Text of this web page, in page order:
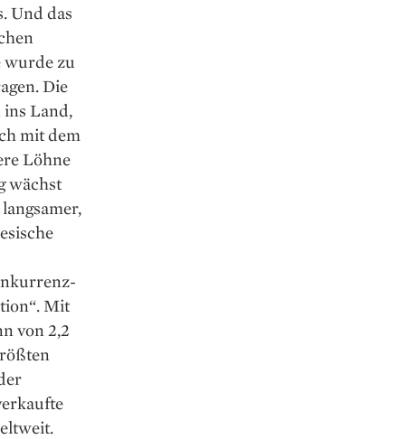
Und das
wurde zu
Die
ins Land,
mit dem
Löhne
wächst
Mit
von 2,2